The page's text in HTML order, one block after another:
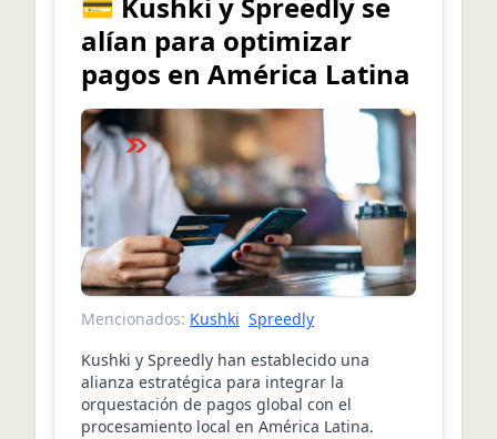
alían para optimizar
pagos en América Latina
Mencionados: Kushki Spreedly
Kushki y Spreedly han establecido una
alianza estratégica para integrar la
orquestación de pagos global con el
procesamiento local en América Latina.